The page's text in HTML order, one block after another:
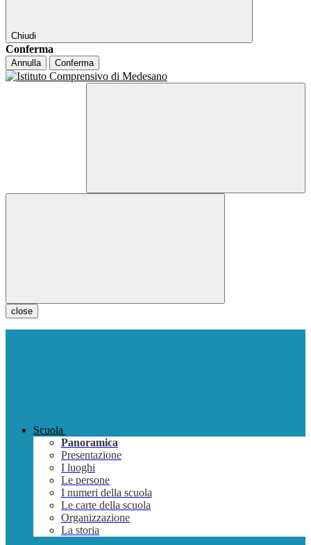
Chiudi
Conferma
Annulla Conferma
close
Scuola
Panoramica
Presentazione
I luoghi
Le persone
I numeri della scuola
Le carte della scuola
Organizzazione
La storia